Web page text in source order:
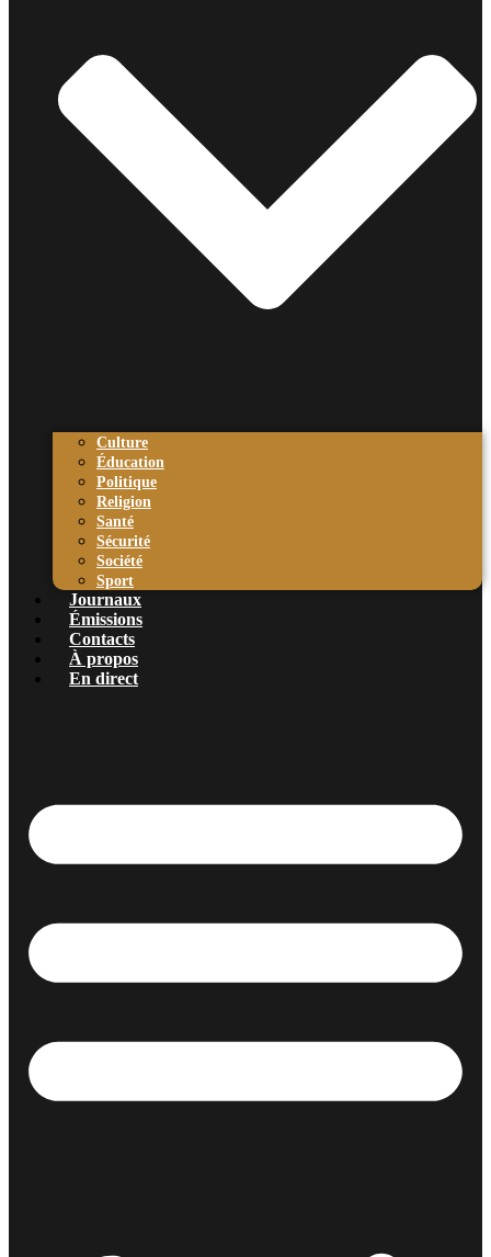
Culture
Éducation
Politique
Religion
Santé
Sécurité
Société
Sport
Journaux
Émissions
Contacts
À propos
En direct